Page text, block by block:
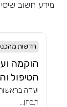
מידע חשוב
חדשות
הוקמה
הטיפול
ועדה
תבחן...